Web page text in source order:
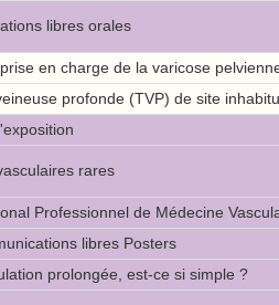
libres orales
en charge de la varicose
profonde (TVP) de site
rares
Professionnel de Médecine
libres Posters
prolongée, est-ce si simple ?